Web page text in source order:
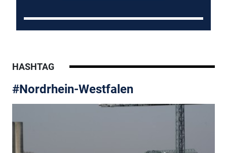
HASHTAG
#Nordrhein-Westfalen